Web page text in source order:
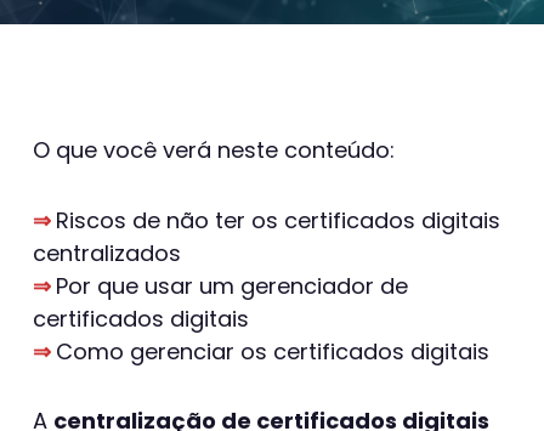
O que você verá neste conteúdo:
⇒ Riscos de não ter os certificados digitais
centralizados
⇒ Por que usar um gerenciador de
certificados digitais
⇒ Como gerenciar os certificados digitais
A centralização de certificados digitais